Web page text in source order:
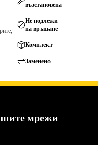
възстановена
Не подлежи
на връщане
Комплект
Заменено
мрежи